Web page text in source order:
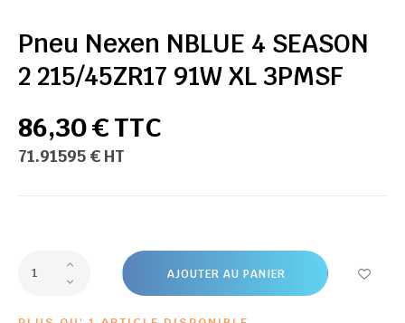
Pneu Nexen NBLUE 4 SEASON
2 215/45ZR17 91W XL 3PMSF
86,30 € TTC
71.91595 € HT
AJOUTER AU PANIER